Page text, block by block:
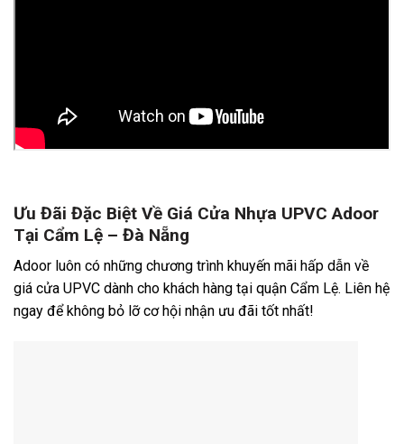
Ưu Đãi Đặc Biệt Về Giá Cửa Nhựa UPVC Adoor
Tại Cẩm Lệ – Đà Nẵng
Adoor luôn có những chương trình khuyến mãi hấp dẫn về
giá cửa UPVC dành cho khách hàng tại quận Cẩm Lệ. Liên hệ
ngay để không bỏ lỡ cơ hội nhận ưu đãi tốt nhất!